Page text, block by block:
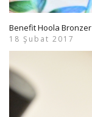
Benefit Hoola Bronzer
18 Şubat 2017